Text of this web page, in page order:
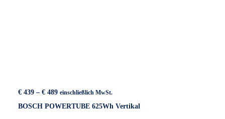
€ 439 – € 489Preisspanne:
bis
einschließlich MwSt.
BOSCH POWERTUBE 625Wh Vertikal